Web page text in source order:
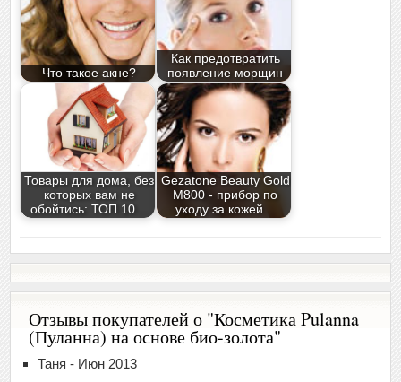
Что такое акне?
Как предотвратить
появление морщин
Товары для дома, без
которых вам не
обойтись: ТОП 10…
Gezatone Beauty Gold
M800 - прибор по
уходу за кожей…
Отзывы покупателей о "Косметика Pulanna
(Пуланна) на основе био-золота"
Таня - Июн 2013